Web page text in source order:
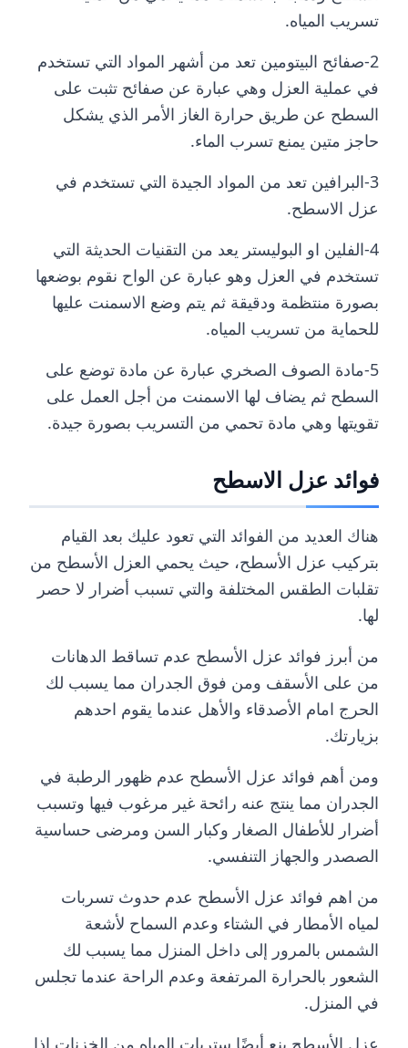
تسريب المياه.
2-صفائح البيتومين تعد من أشهر المواد التي تستخدم
في عملية العزل وهي عبارة عن صفائح تثبت على
السطح عن طريق حرارة الغاز الأمر الذي يشكل
حاجز متين يمنع تسرب الماء.
3-البرافين تعد من المواد الجيدة التي تستخدم في
عزل الاسطح.
4-الفلين او البوليستر يعد من التقنيات الحديثة التي
تستخدم في العزل وهو عبارة عن الواح نقوم بوضعها
بصورة منتظمة ودقيقة ثم يتم وضع الاسمنت عليها
للحماية من تسريب المياه.
5-مادة الصوف الصخري عبارة عن مادة توضع على
السطح ثم يضاف لها الاسمنت من أجل العمل على
تقويتها وهي مادة تحمي من التسريب بصورة جيدة.
فوائد عزل الاسطح
هناك العديد من الفوائد التي تعود عليك بعد القيام
بتركيب عزل الأسطح، حيث يحمي العزل الأسطح من
تقلبات الطقس المختلفة والتي تسبب أضرار لا حصر
لها.
من أبرز فوائد عزل الأسطح عدم تساقط الدهانات
من على الأسقف ومن فوق الجدران مما يسبب لك
الحرج امام الأصدقاء والأهل عندما يقوم احدهم
بزيارتك.
ومن أهم فوائد عزل الأسطح عدم ظهور الرطبة في
الجدران مما ينتج عنه رائحة غير مرغوب فيها وتسبب
أضرار للأطفال الصغار وكبار السن ومرضى حساسية
الصصدر والجهاز التنفسي.
من اهم فوائد عزل الأسطح عدم حدوث تسربات
لمياه الأمطار في الشتاء وعدم السماح لأشعة
الشمس بالمرور إلى داخل المنزل مما يسبب لك
الشعور بالحرارة المرتفعة وعدم الراحة عندما تجلس
في المنزل.
عزل الأسطح ينع أيضًا ستربات المياه من الخزنات إذا